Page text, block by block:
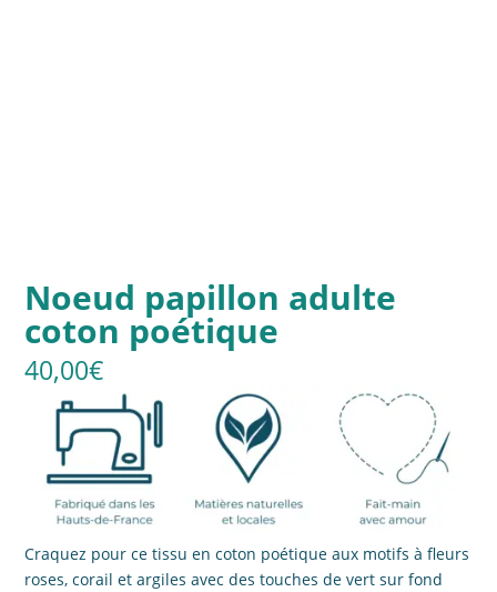
Noeud papillon adulte
coton poétique
40,00€
Craquez pour ce tissu en coton poétique aux motifs à fleurs
roses, corail et argiles avec des touches de vert sur fond